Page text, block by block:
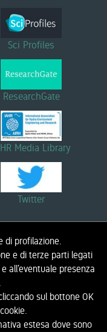
di profilazione.
e di terze parti legati
all’eventuale presenza
sul bottone OK
estesa dove sono
Sci Profiles
ResearchGate
Media Library
Twitter
NOTIZIE ED EVENTI
LINK
INFORMATIVA PRIVACY